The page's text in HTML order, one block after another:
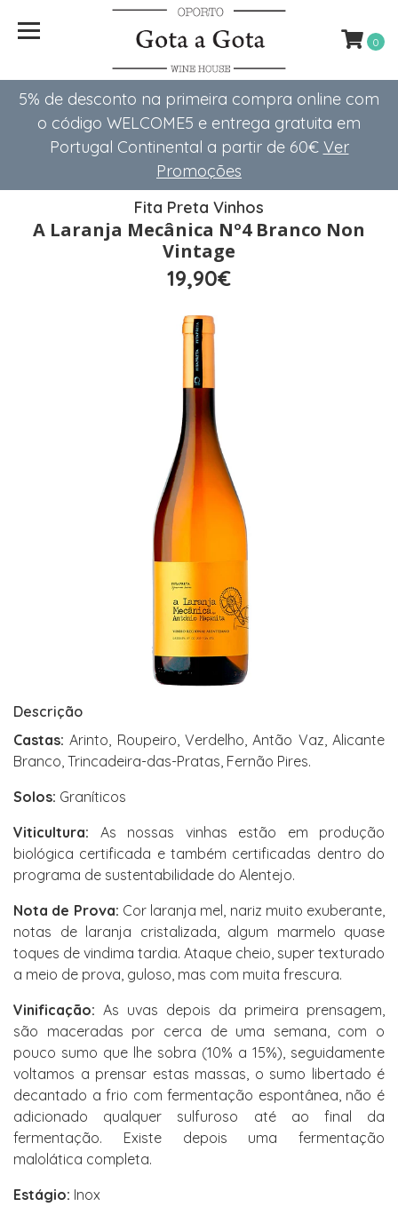
5% de desconto na primeira compra online com
o código WELCOME5 e entrega gratuita em
Portugal Continental a partir de 60€ Ver
Promoções
0
Fita Preta Vinhos
A Laranja Mecânica Nº4 Branco Non
Vintage
19,90€
Descrição
Castas: Arinto, Roupeiro, Verdelho, Antão Vaz, Alicante
Branco, Trincadeira-das-Pratas, Fernão Pires.
Solos: Graníticos
Viticultura: As nossas vinhas estão em produção
biológica certificada e também certificadas dentro do
programa de sustentabilidade do Alentejo.
Nota de Prova: Cor laranja mel, nariz muito exuberante,
notas de laranja cristalizada, algum marmelo quase
toques de vindima tardia. Ataque cheio, super texturado
a meio de prova, guloso, mas com muita frescura.
Vinificação: As uvas depois da primeira prensagem,
são maceradas por cerca de uma semana, com o
pouco sumo que lhe sobra (10% a 15%), seguidamente
voltamos a prensar estas massas, o sumo libertado é
decantado a frio com fermentação espontânea, não é
adicionado qualquer sulfuroso até ao final da
fermentação. Existe depois uma fermentação
malolática completa.
Estágio: Inox